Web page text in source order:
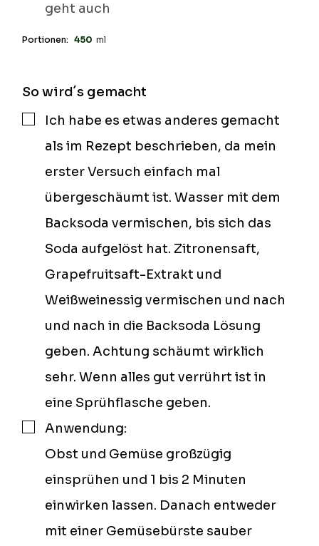
geht auch
Portionen: 450 ml
So wird´s gemacht
▢Ich habe es etwas anderes gemacht
als im Rezept beschrieben, da mein
erster Versuch einfach mal
übergeschäumt ist. Wasser mit dem
Backsoda vermischen, bis sich das
Soda aufgelöst hat. Zitronensaft,
Grapefruitsaft-Extrakt und
Weißweinessig vermischen und nach
und nach in die Backsoda Lösung
geben. Achtung schäumt wirklich
sehr. Wenn alles gut verrührt ist in
eine Sprühflasche geben.
▢
Anwendung:
Obst und Gemüse großzügig
einsprühen und 1 bis 2 Minuten
einwirken lassen. Danach entweder
mit einer Gemüsebürste sauber